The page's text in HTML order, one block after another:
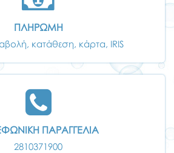
ΠΛΗΡΩΜΗ
κατάθεση, κάρτα, IRIS
ΠΑΡΑΓΓΕΛΙΑ
2810371900